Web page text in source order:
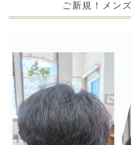
ご新規！メン